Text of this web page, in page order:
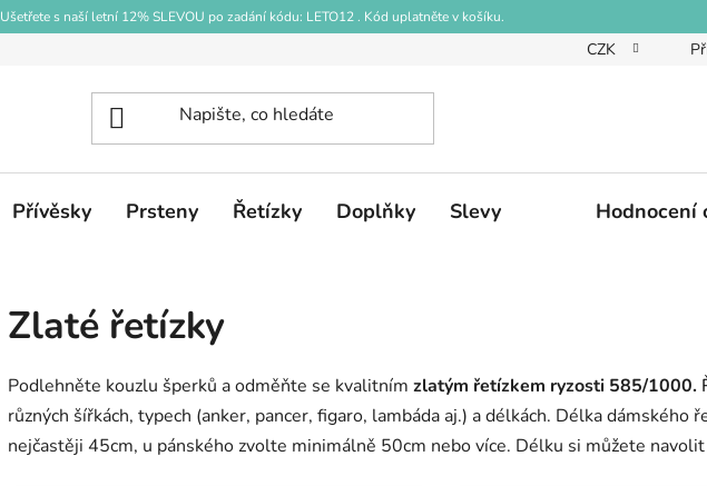
Ušetřete s naší letní 12% SLEVOU po zadání kódu: LETO12 . Kód uplatněte v košíku.
CZK
Přívěsky Prsteny Řetízky Doplňky Slevy Hodnocení
Zlaté řetízky
Podlehněte kouzlu šperků a odměňte se kvalitním zlatým řetízkem ryzosti 585/1000.
různých šířkách, typech (anker, pancer, figaro, lambáda aj.) a délkách. Délka dámského
nejčastěji 45cm, u pánského zvolte minimálně 50cm nebo více. Délku si můžete